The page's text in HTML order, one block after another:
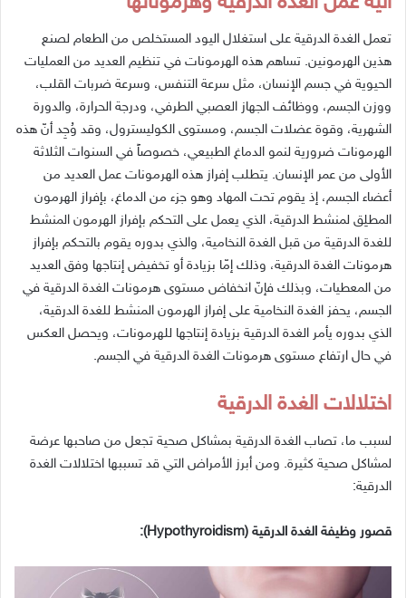
تعمل الغدة الدرقية على استغلال اليود المستخلص من الطعام لصنع
هذين الهرمونين. تساهم هذه الهرمونات في تنظيم العديد من العمليات
الحيوية في جسم الإنسان، مثل سرعة التنفس، وسرعة ضربات القلب،
ووزن الجسم، ووظائف الجهاز العصبي الطرفي، ودرجة الحرارة، والدورة
الشهرية، وقوة عضلات الجسم، ومستوى الكوليسترول، وقد وُجِد أنّ هذه
الهرمونات ضرورية لنمو الدماغ الطبيعي، خصوصاً في السنوات الثلاثة
الأولى من عمر الإنسان. يتطلب إفراز هذه الهرمونات عمل العديد من
أعضاء الجسم، إذ يقوم تحت المهاد وهو جزء من الدماغ، بإفراز الهرمون
المطلِق لمنشط الدرقية، الذي يعمل على التحكم بإفراز الهرمون المنشط
للغدة الدرقية من قبل الغدة النخامية، والذي بدوره يقوم بالتحكم بإفراز
هرمونات الغدة الدرقية، وذلك إمّا بزيادة أو تخفيض إنتاجها وفق العديد
من المعطيات، وبذلك فإنّ انخفاض مستوى هرمونات الغدة الدرقية في
الجسم، يحفز الغدة النخامية على إفراز الهرمون المنشط للغدة الدرقية،
الذي بدوره يأمر الغدة الدرقية بزيادة إنتاجها للهرمونات، ويحصل العكس
في حال ارتفاع مستوى هرمونات الغدة الدرقية في الجسم.
اختلالات الغدة الدرقية
لسبب ما، تصاب الغدة الدرقية بمشاكل صحية تجعل من صاحبها عرضة
لمشاكل صحية كثيرة. ومن أبرز الأمراض التي قد تسببها اختلالات الغدة
الدرقية:
قصور وظيفة الغدة الدرقية (Hypothyroidism):